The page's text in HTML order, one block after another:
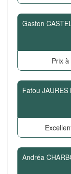
Gaston
Prix
Fatou JAURES
Andréa